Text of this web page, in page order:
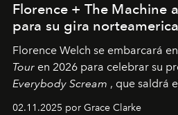
Florence + The Machine
para su gira
Florence Welch se embarcará en
Tour en 2026 para celebrar su
Everybody Scream , que saldrá
fechas en Norteamérica a partir
02.11.2025 por Grace Clarke